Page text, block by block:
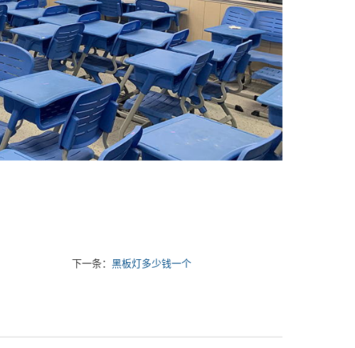
下一条：黑板灯多少钱一个